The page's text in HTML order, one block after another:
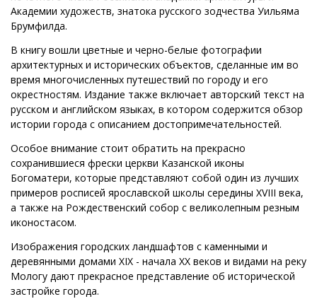
Академии художеств, знатока русского зодчества Уильяма
Брумфилда.
В книгу вошли цветные и черно-белые фотографии
архитектурных и исторических объектов, сделанные им во
время многочисленных путешествий по городу и его
окрестностям. Издание также включает авторский текст на
русском и английском языках, в котором содержится обзор
истории города с описанием достопримечательностей.
Особое внимание стоит обратить на прекрасно
сохранившиеся фрески церкви Казанской иконы
Богоматери, которые представляют собой один из лучших
примеров росписей ярославской школы середины XVIII века,
а также на Рождественский собор с великолепным резным
иконостасом.
Изображения городских ландшафтов с каменными и
деревянными домами XIX - начала ХХ веков и видами на реку
Мологу дают прекрасное представление об исторической
застройке города.